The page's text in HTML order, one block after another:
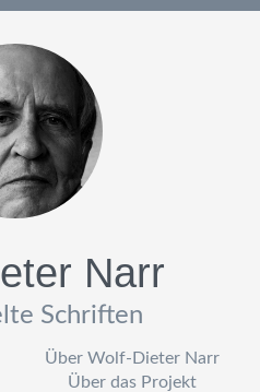
Narr
Schriften
Über Wolf-Dieter Narr
Über das Projekt